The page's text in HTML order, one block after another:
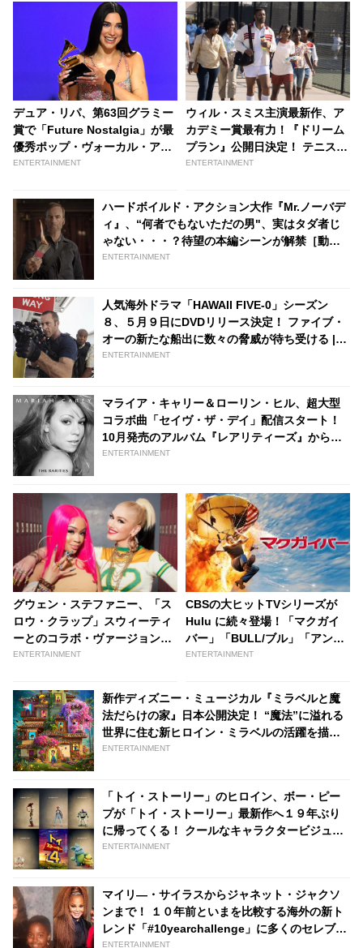
デュア・リパ、第63回グラミー
賞で「Future Nostalgia」が最
優秀ポップ・ヴォーカル・アル
バムを受賞！「このアルバムは
tvgroove
ENTERTAINMENT
ウィル・スミス主演最新作、ア
カデミー賞最有力！『ドリーム
プラン』公開日決定！ テニスワ
ールドチャンピオンのビーナス
を育てた父親の“驚きの実話” -
tvgroove
ENTERTAINMENT
ハードボイルド・アクション大作『Mr.ノーバデ
ィ』、“何者でもないただの男"、実はタダ者じ
ゃない・・・？待望の本編シーンが解禁［動画
あり］ | tvgroove
ENTERTAINMENT
人気海外ドラマ「HAWAII FIVE-0」シーズン
８、５月９日にDVDリリース決定！ ファイブ・
オーの新たな船出に数々の脅威が待ち受ける |
tvgroove
ENTERTAINMENT
マライア・キャリー＆ローリン・ヒル、超大型
コラボ曲「セイヴ・ザ・デイ」配信スタート！
10月発売のアルバム『レアリティーズ』からの
先行シングルとして本日全世界同時解禁へ |
ENTERTAINMENT
グウェン・ステファニー、「ス
ロウ・クラップ」スウィーティ
ーとのコラボ・ヴァージョンが
リリース、ミュージック・ビデ
tvgroove
ENTERTAINMENT
CBSの大ヒットTVシリーズが
Hulu に続々登場！「マクガイ
バー」「BULL/ブル」「アンダ
ー・ザ・ドーム」など８作品配
ENTERTAINMENT
新作ディズニー・ミュージカル『ミラベルと魔
法だらけの家』日本公開決定！ “魔法”に溢れる
世界に住む新ヒロイン・ミラベルの活躍を描く |
tvgroove
ENTERTAINMENT
「トイ・ストーリー」のヒロイン、ボー・ピー
プが「トイ・ストーリー」最新作へ１９年ぶり
に帰ってくる！ クールなキャラクタービジュア
ルが明らかに | tvgroove
ENTERTAINMENT
マイリ―・サイラスからジャネット・ジャクソ
ンまで！ １０年前といまを比較する海外の新ト
レンド「#10yearchallenge」に多くのセレブが
ENTERTAINMENT